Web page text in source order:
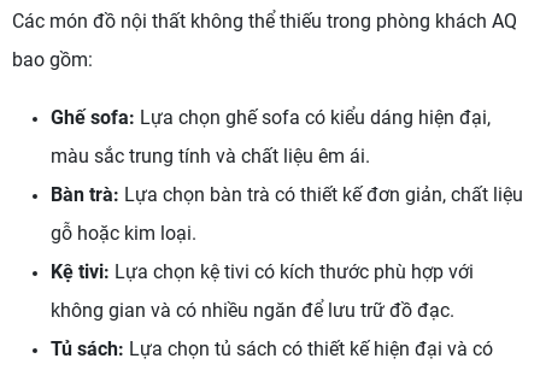
Các món đồ nội thất không thể thiếu trong phòng khách AQ
bao gồm:
Ghế sofa: Lựa chọn ghế sofa có kiểu dáng hiện đại,
màu sắc trung tính và chất liệu êm ái.
Bàn trà: Lựa chọn bàn trà có thiết kế đơn giản, chất liệu
gỗ hoặc kim loại.
Kệ tivi: Lựa chọn kệ tivi có kích thước phù hợp với
không gian và có nhiều ngăn để lưu trữ đồ đạc.
Tủ sách: Lựa chọn tủ sách có thiết kế hiện đại và có